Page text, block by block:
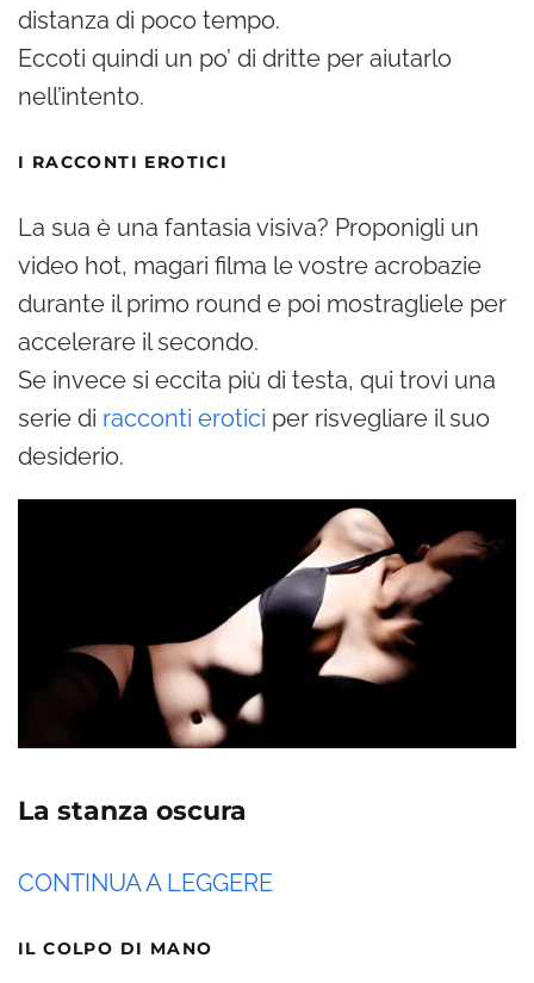
distanza di poco tempo.
Eccoti quindi un po’ di dritte per aiutarlo
nell’intento.
I RACCONTI EROTICI
La sua è una fantasia visiva? Proponigli un
video hot, magari filma le vostre acrobazie
durante il primo round e poi mostragliele per
accelerare il secondo.
Se invece si eccita più di testa, qui trovi una
serie di racconti erotici per risvegliare il suo
desiderio.
La stanza oscura
CONTINUA A LEGGERE
IL COLPO DI MANO